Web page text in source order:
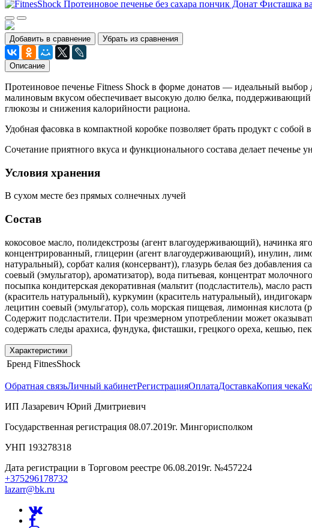
Добавить в сравнение Убрать из сравнения
Описание
Протеиновое печенье Fitness Shock в форме донатов — идеальный выбор
малиновым вкусом обеспечивает высокую долю белка, поддерживающий
глюкозы и снижения калорийности рациона.
Удобная фасовка в компактной коробке позволяет брать продукт с
Сочетание приятного вкуса и функционального состава делает
Условия хранения
В сухом месте без прямых солнечных лучей
Состав
кокосовое масло, полидекстрозы (агент влагоудерживающий), начинка
концентрированный, глицерин (агент влагоудерживающий), инулин,
натуральный), сорбат калия (консервант)), глазурь белая без
соевый (эмульгатор), ароматизатор), вода питьевая, концентрат
посыпка кондитерская декоративная (мальтит (подсластитель), масло
(краситель натуральный), куркумин (краситель натуральный),
лецитин соевый (эмульгатор), соль морская пищевая, лимонная кислота
Содержит подсластители. При чрезмерном употреблении может
содержать следы арахиса, фундука, фисташки, грецкого ореха, кешью,
Характеристики
Бренд FitnesShock
Обратная связьЛичный кабинетРегистрацияОплатаДоставкаКопия чека
ИП Лазаревич Юрий Дмитриевич
Государственная регистрация 08.07.2019г. Мингорисполком
УНП 193278318
Дата регистрации в Торговом реестре 06.08.2019г. №457224
+375296178732
lazarr@bk.ru